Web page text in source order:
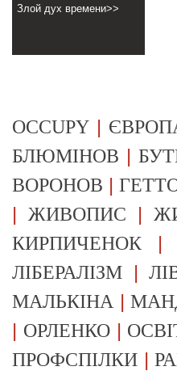
Злой дух времени>>
OCCUPY |
БЛЮМІНОВ |
ВОРОНОВ |
|ЖИВОПИС |
КИРПИЧЕНОК |
ЛІБЕРАЛІЗМ |
МАЛЬКІНА |
| ОРЛЕНКО|
ПРОФСПІЛКИ |